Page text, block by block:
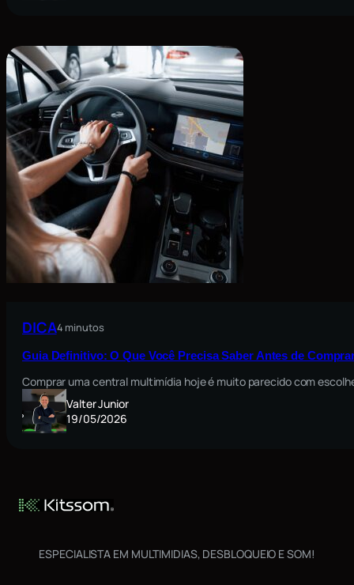
DICA4 minutos
Guia Definitivo: O Que Você Precisa Saber Antes de
Comprar uma central multimídia hoje é muito parecido com
Valter Junior
19/05/2026
ESPECIALISTA EM MULTIMIDIAS, DESBLOQUEIO E SOM!